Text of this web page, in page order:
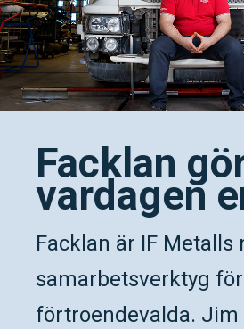
Facklan
vardagen
Facklan är IF Metalls
samarbetsverktyg för
förtroendevalda. Jim